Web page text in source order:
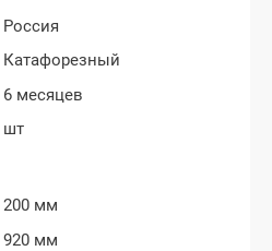
Россия
Катафорезный
6 месяцев
шт
200 мм
920 мм